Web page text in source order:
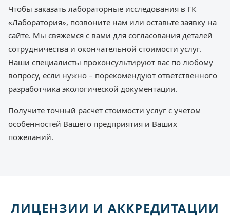
Чтобы заказать лабораторные исследования в ГК
«Лаборатория», позвоните нам или оставьте заявку на
сайте. Мы свяжемся с вами для согласования деталей
сотрудничества и окончательной стоимости услуг.
Наши специалисты проконсультируют вас по любому
вопросу, если нужно – порекомендуют ответственного
разработчика экологической документации.
Получите точный расчет стоимости услуг с учетом
особенностей Вашего предприятия и Ваших
пожеланий.
ЛИЦЕНЗИИ И АККРЕДИТАЦИИ